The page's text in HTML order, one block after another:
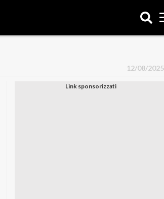
12/08/2025